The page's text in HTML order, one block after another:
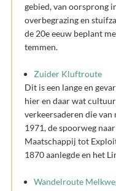
gebied, van oorsprong
overbegrazing en
de 20e eeuw beplant
temmen.
Zuider Kluftroute
Dit is een lange en
hier en daar wat
verkeersaderen die
1971, de spoorweg
Maatschappij tot
1870 aanlegde en het
Wandelroute